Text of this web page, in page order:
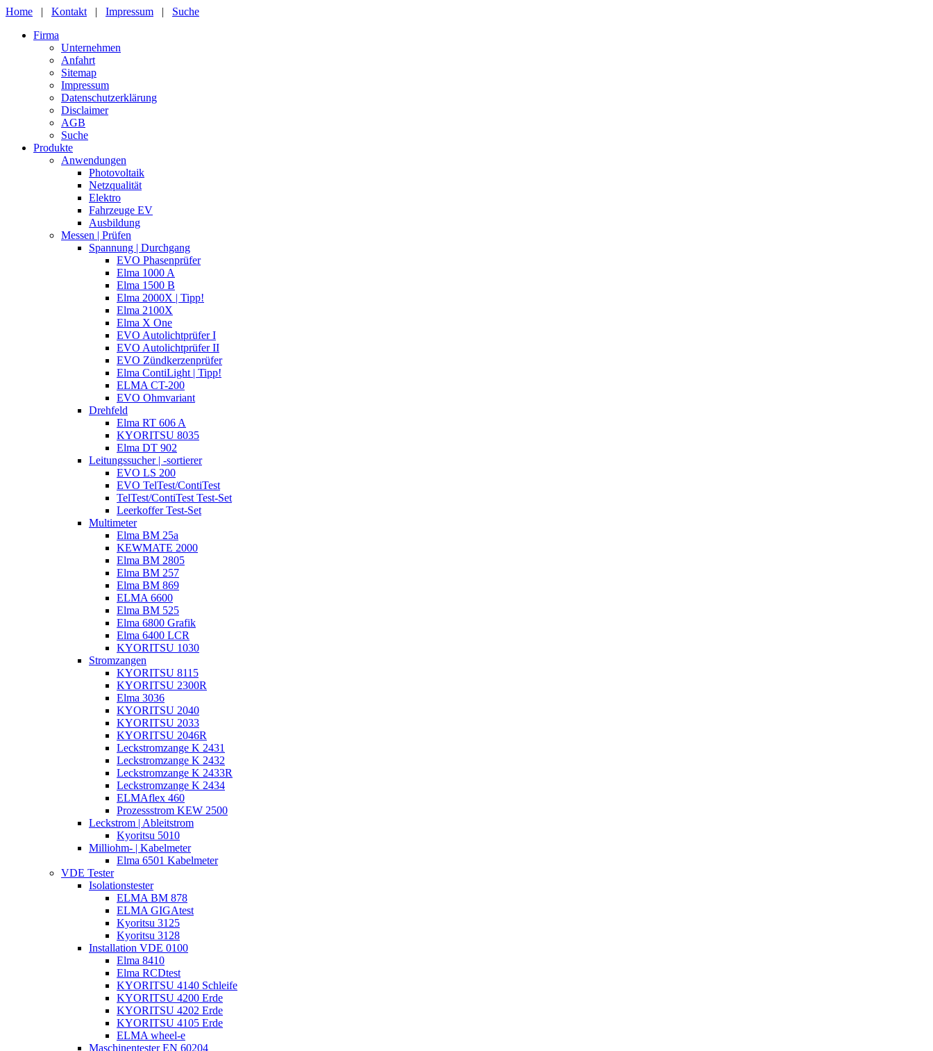
Home | Kontakt | Impressum | Suche
Firma
Unternehmen
Anfahrt
Sitemap
Impressum
Datenschutzerklärung
Disclaimer
AGB
Suche
Produkte
Anwendungen
Photovoltaik
Netzqualität
Elektro
Fahrzeuge EV
Ausbildung
Messen | Prüfen
Spannung | Durchgang
EVO Phasenprüfer
Elma 1000 A
Elma 1500 B
Elma 2000X | Tipp!
Elma 2100X
Elma X One
EVO Autolichtprüfer I
EVO Autolichtprüfer II
EVO Zündkerzenprüfer
Elma ContiLight | Tipp!
ELMA CT-200
EVO Ohmvariant
Drehfeld
Elma RT 606 A
KYORITSU 8035
Elma DT 902
Leitungssucher | -sortierer
EVO LS 200
EVO TelTest/ContiTest
TelTest/ContiTest Test-Set
Leerkoffer Test-Set
Multimeter
Elma BM 25a
KEWMATE 2000
Elma BM 2805
Elma BM 257
Elma BM 869
ELMA 6600
Elma BM 525
Elma 6800 Grafik
Elma 6400 LCR
KYORITSU 1030
Stromzangen
KYORITSU 8115
KYORITSU 2300R
Elma 3036
KYORITSU 2040
KYORITSU 2033
KYORITSU 2046R
Leckstromzange K 2431
Leckstromzange K 2432
Leckstromzange K 2433R
Leckstromzange K 2434
ELMAflex 460
Prozessstrom KEW 2500
Leckstrom | Ableitstrom
Kyoritsu 5010
Milliohm- | Kabelmeter
Elma 6501 Kabelmeter
VDE Tester
Isolationstester
ELMA BM 878
ELMA GIGAtest
Kyoritsu 3125
Kyoritsu 3128
Installation VDE 0100
Elma 8410
Elma RCDtest
KYORITSU 4140 Schleife
KYORITSU 4200 Erde
KYORITSU 4202 Erde
KYORITSU 4105 Erde
ELMA wheel-e
Maschinentester EN 60204